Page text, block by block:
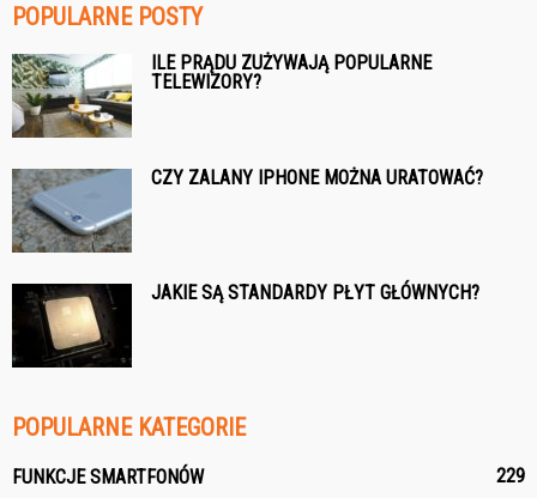
POPULARNE POSTY
ILE PRĄDU ZUŻYWAJĄ POPULARNE
TELEWIZORY?
CZY ZALANY IPHONE MOŻNA URATOWAĆ?
JAKIE SĄ STANDARDY PŁYT GŁÓWNYCH?
POPULARNE KATEGORIE
FUNKCJE SMARTFONÓW
229